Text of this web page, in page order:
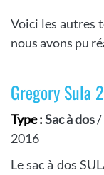
Voici les autres
nous avons pu
Gregory Sula
Type :Sac à dos/
2016
Le sac à dos